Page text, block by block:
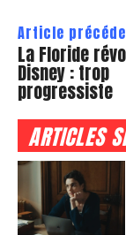
Article
La Floride
Disney : trop
progressiste
ARTICLES